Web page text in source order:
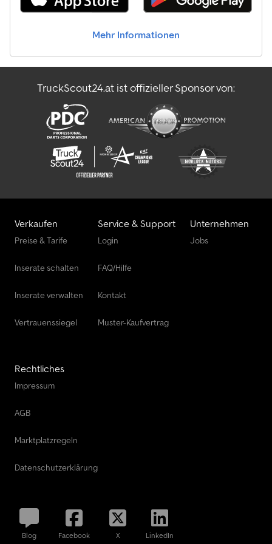
Mehr Informationen
TruckScout24.at ist offizieller Sponsor von:
Verkaufen
Preise & Tarife
Inserate schalten
Inserate verwalten
Vertrauenssiegel
Service & Support
Login
FAQ/Hilfe
Kontakt
Muster-Kaufvertrag
Unternehmen
Jobs
Rechtliches
Impressum
AGB
Marktplatzregeln
Datenschutzerklärung
Blog Facebook X LinkedIn